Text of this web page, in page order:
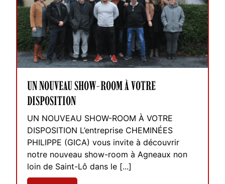
UN NOUVEAU SHOW-ROOM À VOTRE
DISPOSITION
UN NOUVEAU SHOW-ROOM À VOTRE
DISPOSITION L’entreprise CHEMINÉES
PHILIPPE (GICA) vous invite à découvrir
notre nouveau show-room à Agneaux non
loin de Saint-Lô dans le [...]